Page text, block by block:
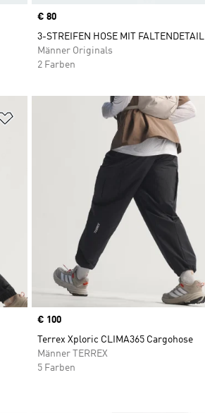
Price
€ 80
3-STREIFEN HOSE MIT FALTENDETAIL
Männer Originals
2 Farben
Zur Wunschliste hinzufügen
Price
€ 100
Terrex Xploric CLIMA365 Cargohose
Männer TERREX
5 Farben